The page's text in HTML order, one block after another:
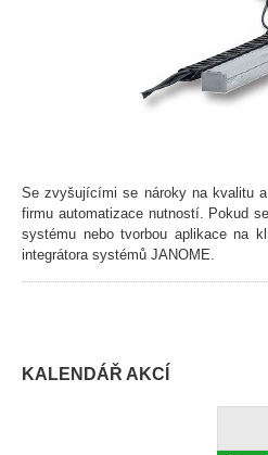
Se zvyšujícími se nároky na kvalitu
firmu automatizace nutností. Pokud
systému nebo tvorbou aplikace na
integrátora systémů JANOME.
KALENDÁŘ AKCÍ